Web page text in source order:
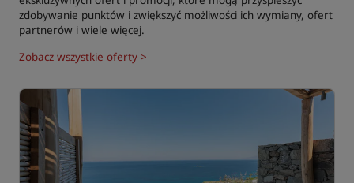
zdobywanie punktów i zwiększyć możliwości ich wymiany, ofert
partnerów i wiele więcej.
Zobacz wszystkie oferty >